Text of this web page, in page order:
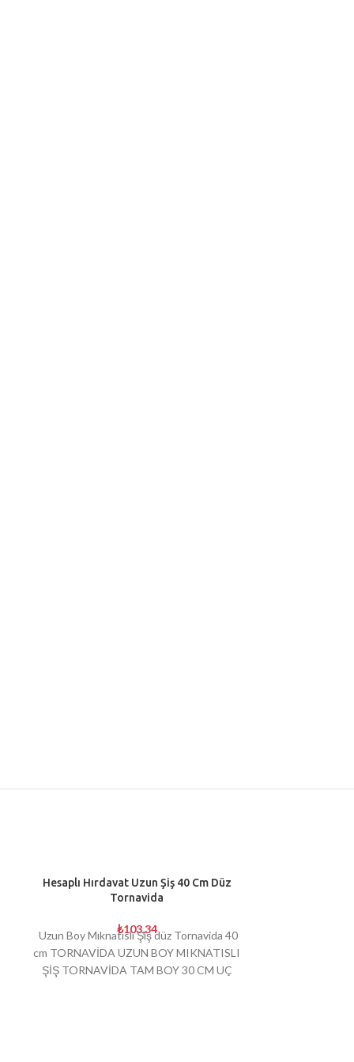
TÜKENDI
Hesaplı Hırdavat Uzun Şiş 40 Cm Düz
Tornavida
₺103,34
Uzun Boy Mıknatıslı Şiş düz Tornavida 40
cm TORNAVİDA UZUN BOY MIKNATISLI
ŞİŞ TORNAVİDA TAM BOY 30 CM UÇ